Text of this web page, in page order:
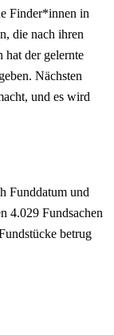
Finder*innen in
die nach ihren
hat der gelernte
Nächsten
und es wird
Funddatum und
4.029 Fundsachen
betrug